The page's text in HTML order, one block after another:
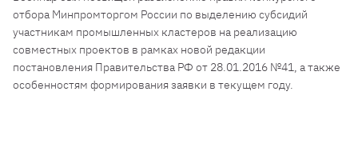
отбора Минпромторгом России по выделению субсидий
участникам промышленных кластеров на реализацию
совместных проектов в рамках новой редакции
постановления Правительства РФ от 28.01.2016 №41, а также
особенностям формирования заявки в текущем году.